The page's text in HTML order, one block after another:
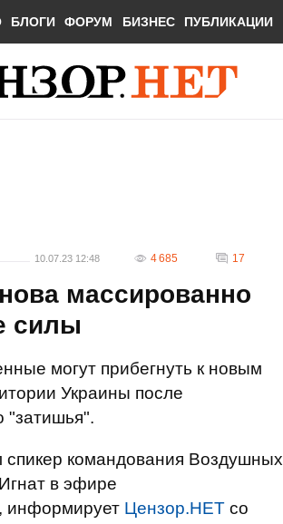
БЛОГИ ФОРУМ БИЗНЕС ПУБЛИКАЦИИ
10.07.23 12:48 4 685 17
массированно
силы
могут прибегнуть к новым
Украины после
"затишья".
спикер командования Воздушных
в эфире
информирует Цензор.НЕТ со